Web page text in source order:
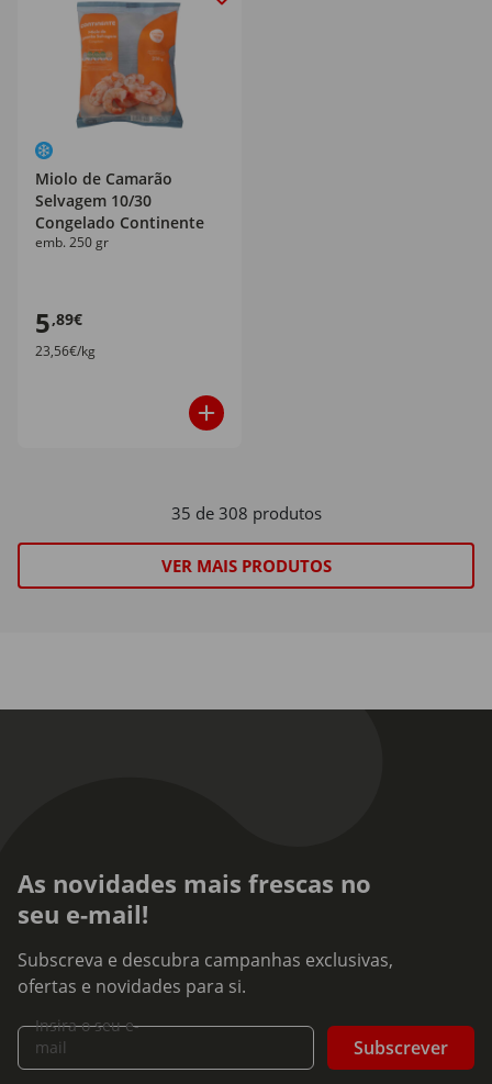
Miolo de Camarão
Selvagem 10/30
Congelado Continente
emb. 250 gr
5,89€
23,56€/kg
35 de 308 produtos
VER MAIS PRODUTOS
As novidades mais frescas no
seu e-mail!
Subscreva e descubra campanhas exclusivas,
ofertas e novidades para si.
Insira o seu e-
mail
Subscrever